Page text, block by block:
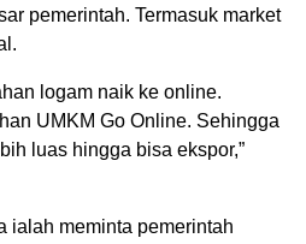
pemerintah. Termasuk market
logam naik ke online.
UMKM Go Online. Sehingga
luas hingga bisa ekspor,”
ialah meminta pemerintah